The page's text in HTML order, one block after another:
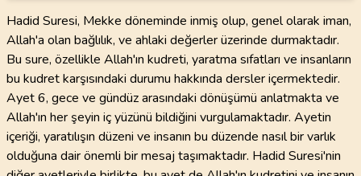
Hadid Suresi, Mekke döneminde inmiş olup, genel olarak iman,
Allah'a olan bağlılık, ve ahlaki değerler üzerinde durmaktadır.
Bu sure, özellikle Allah'ın kudreti, yaratma sıfatları ve insanların
bu kudret karşısındaki durumu hakkında dersler içermektedir.
Ayet 6, gece ve gündüz arasındaki dönüşümü anlatmakta ve
Allah'ın her şeyin iç yüzünü bildiğini vurgulamaktadır. Ayetin
içeriği, yaratılışın düzeni ve insanın bu düzende nasıl bir varlık
olduğuna dair önemli bir mesaj taşımaktadır. Hadid Suresi'nin